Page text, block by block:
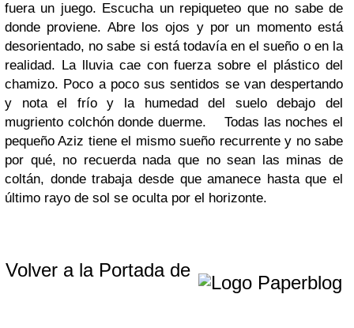
fuera un juego. Escucha un repiqueteo que no sabe de
donde proviene. Abre los ojos y por un momento está
desorientado, no sabe si está todavía en el sueño o en la
realidad. La lluvia cae con fuerza sobre el plástico del
chamizo. Poco a poco sus sentidos se van despertando
y nota el frío y la humedad del suelo debajo del
mugriento colchón donde duerme.
Todas las noches el
pequeño Aziz tiene el mismo sueño recurrente y no sabe
por qué, no recuerda nada que no sean las minas de
coltán, donde trabaja desde que amanece hasta que el
último rayo de sol se oculta por el horizonte.
Volver a la Portada de